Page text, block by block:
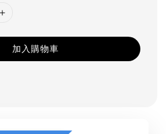
加入購物車